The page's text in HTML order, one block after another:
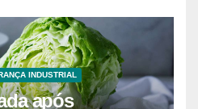
INDUSTRIAL
após